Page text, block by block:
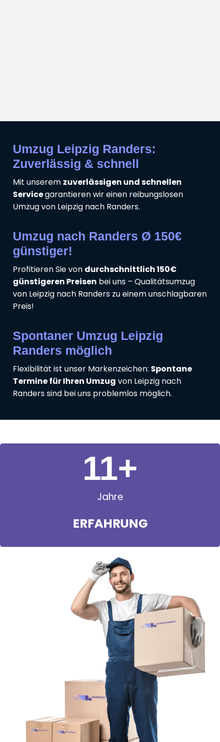
Umzug Leipzig Randers:
Zuverlässig & schnell
Mit unserem zuverlässigen und schnellen
Servicegarantieren wir einen reibungslosen
Umzug von Leipzig nach Randers.
Umzug nach Randers Ø 150€
günstiger!
Profitieren Sie von durchschnittlich 150€
günstigeren Preisen bei uns – Qualitätsumzug
von Leipzig nach Randers zu einem unschlagbaren
Preis!
Spontaner Umzug Leipzig
Randers möglich
Flexibilität ist unser Markenzeichen: Spontane
Termine für Ihren Umzug von Leipzig nach
Randers sind bei uns problemlos möglich.
Jahre
ERFAHRUNG
11+